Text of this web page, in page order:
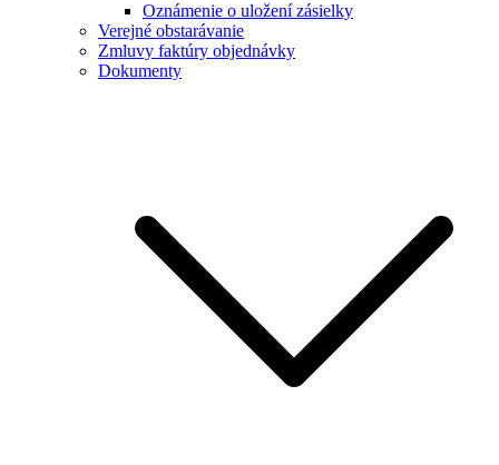
Oznámenie o uložení zásielky
Verejné obstarávanie
Zmluvy faktúry objednávky
Dokumenty